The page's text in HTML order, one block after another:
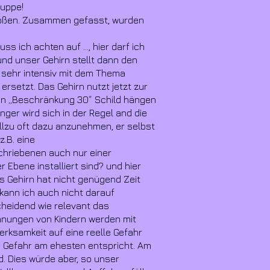
Zusammen gefasst, wurden
ich achten auf ..., hier darf ich
unser Gehirn stellt dann den
intensiv mit dem Thema
Das Gehirn nutzt jetzt zur
30“ Schild hängen
wird sich in der Regel and die
oft dazu anzunehmen, er selbst
eine
auch nur einer
Ebene installiert sind? und hier
Gehirn hat nicht genügend Zeit
ich auch nicht darauf
wie relevant das
von Kindern werden mit
auf eine reelle Gefahr
am ehesten entspricht. Am
Dies würde aber, so unser